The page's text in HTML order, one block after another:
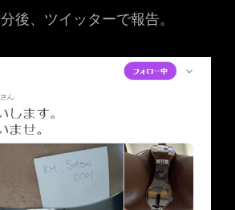
後、ツイッターで報告。